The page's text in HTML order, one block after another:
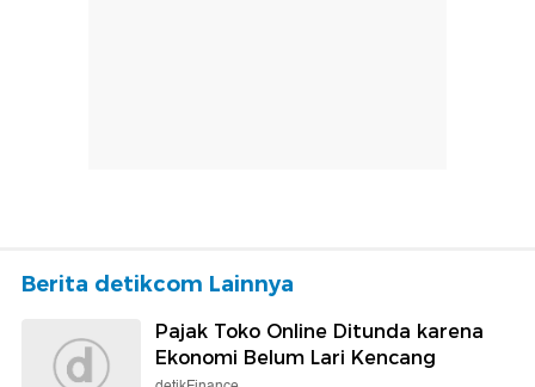
Berita detikcom Lainnya
Pajak Toko Online Ditunda karena
Ekonomi Belum Lari Kencang